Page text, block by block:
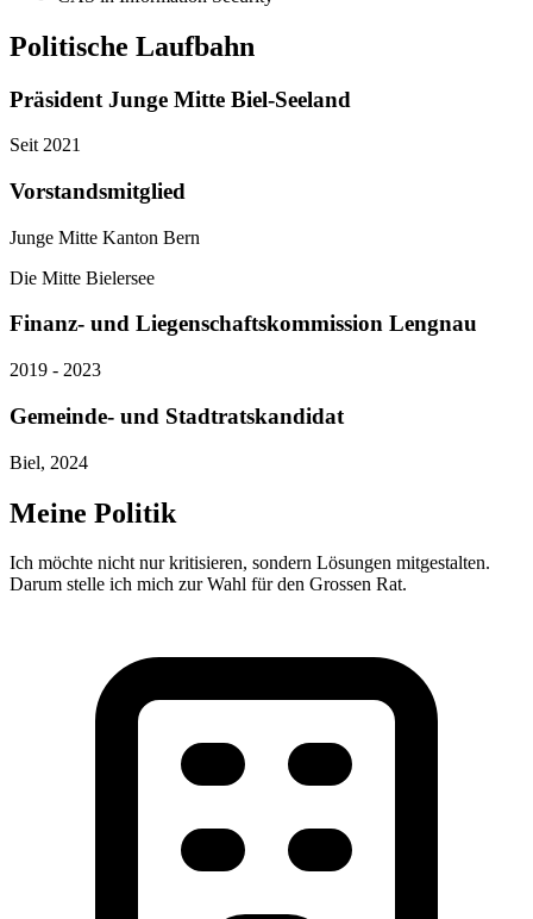
Politische Laufbahn
Präsident Junge Mitte Biel-Seeland
Seit 2021
Vorstandsmitglied
Junge Mitte Kanton Bern
Die Mitte Bielersee
Finanz- und Liegenschaftskommission Lengnau
2019 - 2023
Gemeinde- und Stadtratskandidat
Biel, 2024
Meine Politik
Ich möchte nicht nur kritisieren, sondern Lösungen mitgestalten.
Darum stelle ich mich zur Wahl für den Grossen Rat.